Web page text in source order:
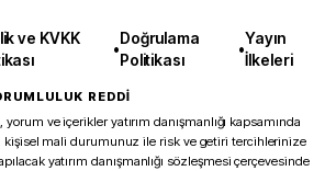
ve KVKK
•
Doğrulama
Politikası
•
Yayın
İlkeleri
REDDİ
ve içerikler yatırım danışmanlığı kapsamında
kişisel mali durumunuz ile risk ve getiri tercihlerinize
yatırım danışmanlığı sözleşmesi çerçevesinde